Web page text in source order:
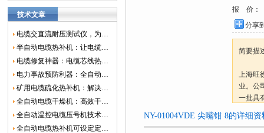
技术文章
电缆交直流耐压测试仪，为电网安全保驾护航
半自动电缆热补机：让电缆修复更简单、更高效！
电缆修复神器：电缆芯线热补机如何保障电网安全？
电力事故预防利器：全自动控温电缆热补机
矿用电缆硫化热补机：解决矿山电缆故障的新选择
全自动电缆干燥机：高效干燥，电缆质量
全自动温控电缆压号机技术革新：数字化标识的新趋势
全自动电缆热补机可设定定时功能，实现自动化热补
报 价：
分享
简要描
上海旺
业。公
一批具
况相结
NY-01004VDE 尖嘴钳 8的详细资